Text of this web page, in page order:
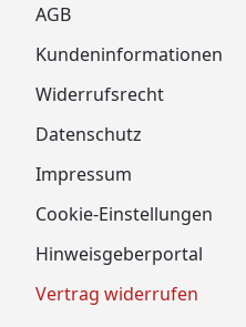
AGB
Kundeninformationen
Widerrufsrecht
Datenschutz
Impressum
Cookie-Einstellungen
Hinweisgeberportal
Vertrag widerrufen